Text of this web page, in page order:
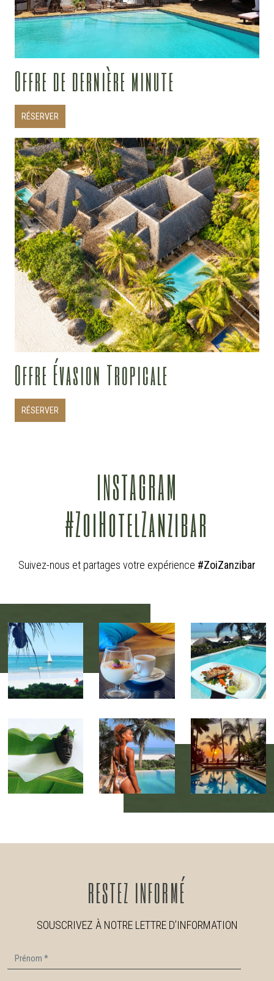
Offre de dernière minute
RÉSERVER
Offre Évasion Tropicale
RÉSERVER
INSTAGRAM
#ZoiHotelZanzibar
Suivez-nous et partages votre expérience #ZoiZanzibar
RESTEZ INFORMÉ
SOUSCRIVEZ À NOTRE LETTRE D’INFORMATION
Prénom